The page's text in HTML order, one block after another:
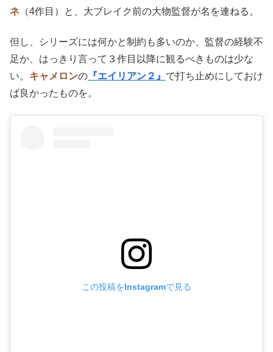
ネ （4作目）と、大ブレイク前の大物監督が名を連ねる。
但し、シリーズには何かと制約も多いのか、監督の経験不
足か、はっきり言って３作目以降に観るべきものは少な
い。 キャメロンの 『エイリアン２』 で打ち止めにしておけ
ば良かったものを。
この投稿をInstagramで見る